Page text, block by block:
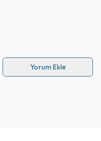
Yorum Ekle